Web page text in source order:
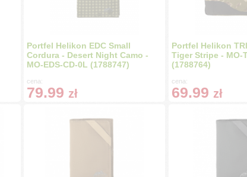
Portfel Helikon EDC Small
Cordura - Desert Night Camo -
MO-EDS-CD-0L (1788747)
cena:
79.99 zł
Portfel Helikon
Tiger Stripe - MO-
(1788764)
cena:
69.99 zł